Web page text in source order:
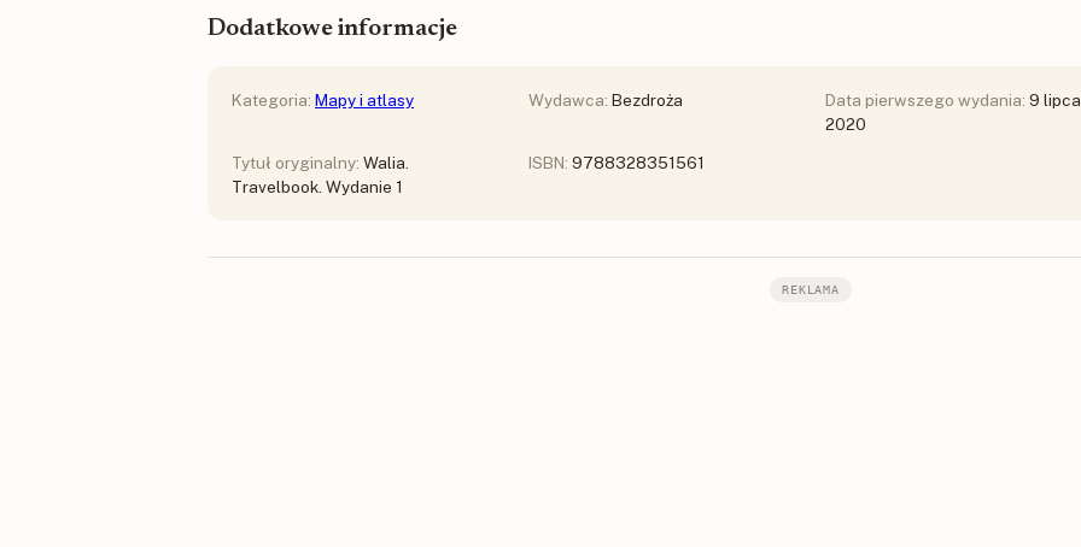
Dodatkowe informacje
Kategoria: Mapy i atlasy Wydawca: Bezdroża Data pierwszego wydania: 9 lipca
2020
Tytuł oryginalny: Walia.
Travelbook. Wydanie 1
ISBN: 9788328351561
REKLAMA